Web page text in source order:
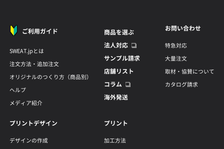
ご利用ガイド
SWEAT.jpとは
注文方法・追加注文
オリジナルのつくり方（商品別）
ヘルプ
メディア紹介
商品を選ぶ
法人対応
サンプル請求
店舗リスト
コラム
海外発送
お問い合わせ
特急対応
大量注文
取材・協賛について
カタログ請求
プリントデザイン
デザインの作成
プリント
加工方法